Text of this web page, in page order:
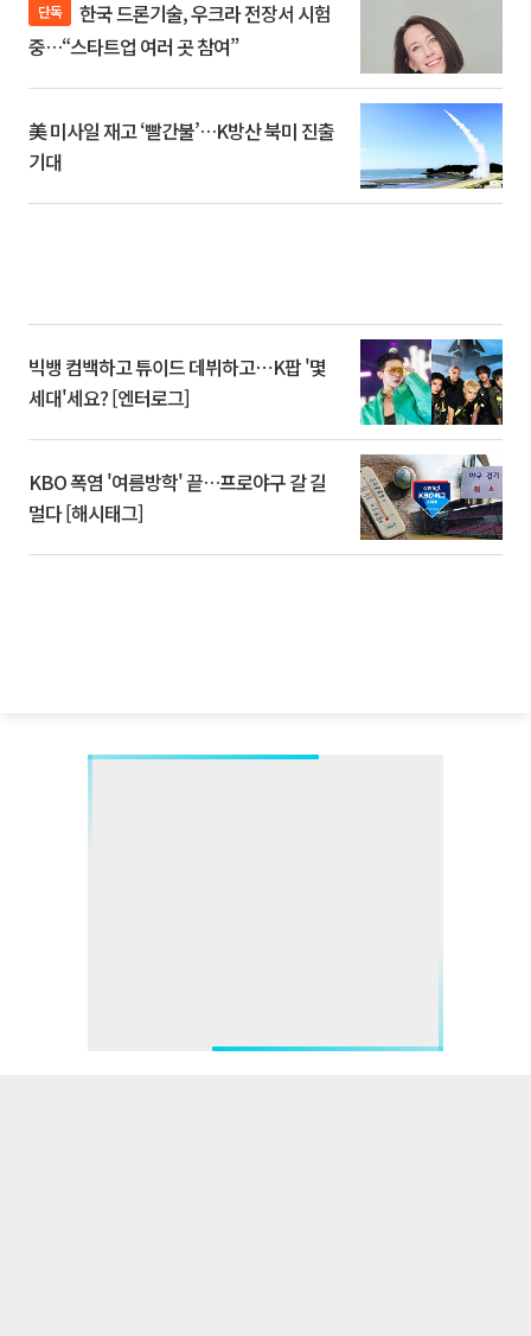
단독
중…“스타트업 여러 곳 참여”
美 미사일 재고 ‘빨간불’…K방산 북미 진출
기대
빅뱅 컴백하고 튜이드 데뷔하고⋯K팝 '몇
세대'세요? [엔터로그]
KBO 폭염 '여름방학' 끝…프로야구 갈 길
멀다 [해시태그]